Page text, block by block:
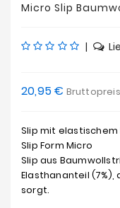
Micro Slip
|
20,95 € Bruttopreis
Slip mit elastischem
Slip Form Micro
Slip aus
Elasthananteil
sorgt.